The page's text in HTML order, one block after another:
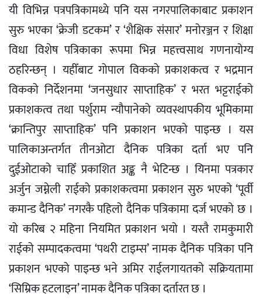
यी विभिन्न पत्रपत्रिकामध्ये पनि यस नगरपालिकाबाट प्रकाशन
सुरु भएका ‘क्रेजी डटकम’ र ‘शैक्षिक संसार’ मनोरञ्जन र शिक्षा
विधा विशेष पत्रिकाका रूपमा भिन्न महत्त्वसाथ गणनायोग्य
ठहरिन्छन् । यहीँबाट गोपाल विकको प्रकाशकत्व र भद्रमान
विकको निर्देशनमा ‘जनसुधार साप्ताहिक’ र भरत भट्टराईको
प्रकाशकत्व तथा पर्शुराम न्यौपानेको व्यवस्थापकीय भूमिकामा
‘क्रान्तिपुर साप्ताहिक’ पनि प्रकाशन भएको पाइन्छ । यस
पालिकाअन्तर्गत तीनओटा दैनिक पत्रिका दर्ता भए पनि
दुईओटाको चाहिँ प्रकाशित अङ्क नै भेटिन्छ । यिनमा पत्रकार
अर्जुन जम्नेली राईको प्रकाशकत्वमा प्रकाशन सुरु भएको ‘पूर्वी
कमान्ड दैनिक’ नगरकै पहिलो दैनिक पत्रिकामा दर्ज भएको छ ।
यो करिब २ महिना नियमित प्रकाशन भयो । यस्तै रामकुमारी
राईको सम्पादकत्वमा ‘पथरी टाइम्स’ नामक दैनिक पत्रिका पनि
प्रकाशन भएको पाइन्छ भने अमिर राईलगायतको सक्रियतामा
‘सिम्रिक हटलाइन’ नामक दैनिक पत्रिका दर्तारत छ ।